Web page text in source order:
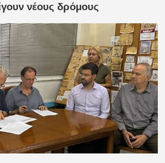
νέους δρόμους